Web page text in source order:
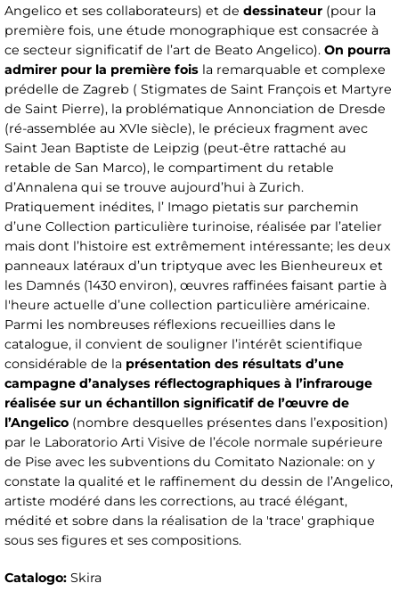
Angelico et ses collaborateurs) et de dessinateur (pour la
première fois, une étude monographique est consacrée à
ce secteur significatif de l’art de Beato Angelico). On pourra
admirer pour la première fois la remarquable et complexe
prédelle de Zagreb ( Stigmates de Saint François et Martyre
de Saint Pierre), la problématique Annonciation de Dresde
(ré-assemblée au XVIe siècle), le précieux fragment avec
Saint Jean Baptiste de Leipzig (peut-être rattaché au
retable de San Marco), le compartiment du retable
d’Annalena qui se trouve aujourd’hui à Zurich.
Pratiquement inédites, l’ Imago pietatis sur parchemin
d’une Collection particulière turinoise, réalisée par l’atelier
mais dont l’histoire est extrêmement intéressante; les deux
panneaux latéraux d’un triptyque avec les Bienheureux et
les Damnés (1430 environ), œuvres raffinées faisant partie à
l'heure actuelle d’une collection particulière américaine.
Parmi les nombreuses réflexions recueillies dans le
catalogue, il convient de souligner l’intérêt scientifique
considérable de la présentation des résultats d’une
campagne d’analyses réflectographiques à l’infrarouge
réalisée sur un échantillon significatif de l’œuvre de
l’Angelico (nombre desquelles présentes dans l’exposition)
par le Laboratorio Arti Visive de l’école normale supérieure
de Pise avec les subventions du Comitato Nazionale: on y
constate la qualité et le raffinement du dessin de l’Angelico,
artiste modéré dans les corrections, au tracé élégant,
médité et sobre dans la réalisation de la 'trace' graphique
sous ses figures et ses compositions.
Catalogo: Skira